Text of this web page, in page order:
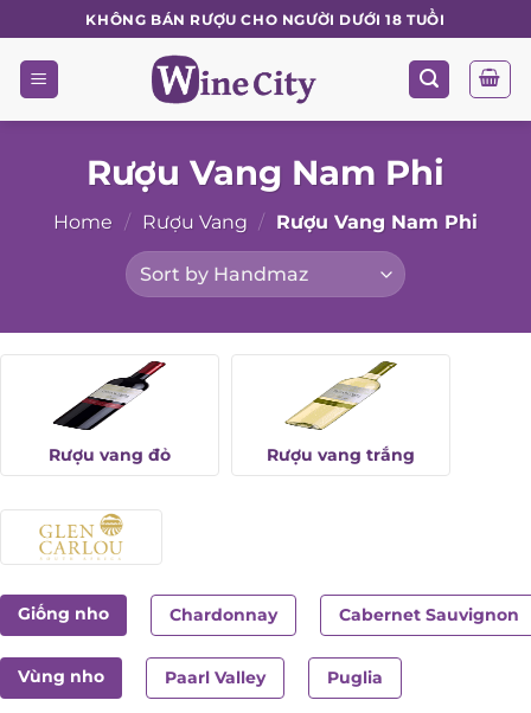
to
content
KHÔNG BÁN RƯỢU CHO NGƯỜI DƯỚI 18 TUỔI
Rượu Vang Nam Phi
Home / Rượu Vang / Rượu Vang Nam Phi
Rượu vang đỏ Rượu vang trắng
Giống nho Chardonnay Cabernet Sauvignon
Vùng nho Paarl Valley Puglia